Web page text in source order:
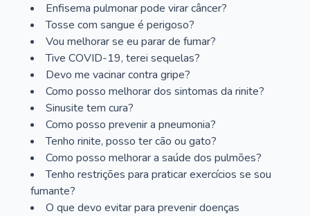
Enfisema pulmonar pode virar câncer?
Tosse com sangue é perigoso?
Vou melhorar se eu parar de fumar?
Tive COVID-19, terei sequelas?
Devo me vacinar contra gripe?
Como posso melhorar dos sintomas da rinite?
Sinusite tem cura?
Como posso prevenir a pneumonia?
Tenho rinite, posso ter cão ou gato?
Como posso melhorar a saúde dos pulmões?
Tenho restrições para praticar exercícios se sou
fumante?
O que devo evitar para prevenir doenças